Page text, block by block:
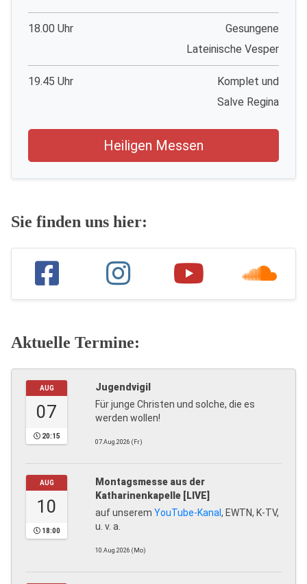
18.00 Uhr
Gesungene
Lateinische Vesper
19.45 Uhr
Komplet und
Salve Regina
Heiligen Messen
Sie finden uns hier:
Aktuelle Termine:
AUG
07
20:15
Jugendvigil
Für junge Christen und solche, die es
werden wollen!
07.Aug.2026 (Fr)
AUG
10
18:00
Montagsmesse aus der
Katharinenkapelle [LIVE]
auf unserem YouTube-Kanal, EWTN, K-TV,
u. v. a.
10.Aug.2026 (Mo)